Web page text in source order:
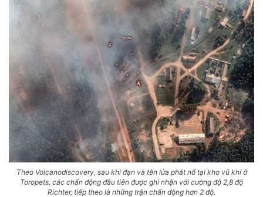
Theo Volcanodiscovery, sau khi đạn và tên lửa phát nổ tại kho vũ khí ở
Toropets, các chấn động đầu tiên được ghi nhận với cường độ 2,8 độ
Richter, tiếp theo là những trận chấn động hơn 2 độ.